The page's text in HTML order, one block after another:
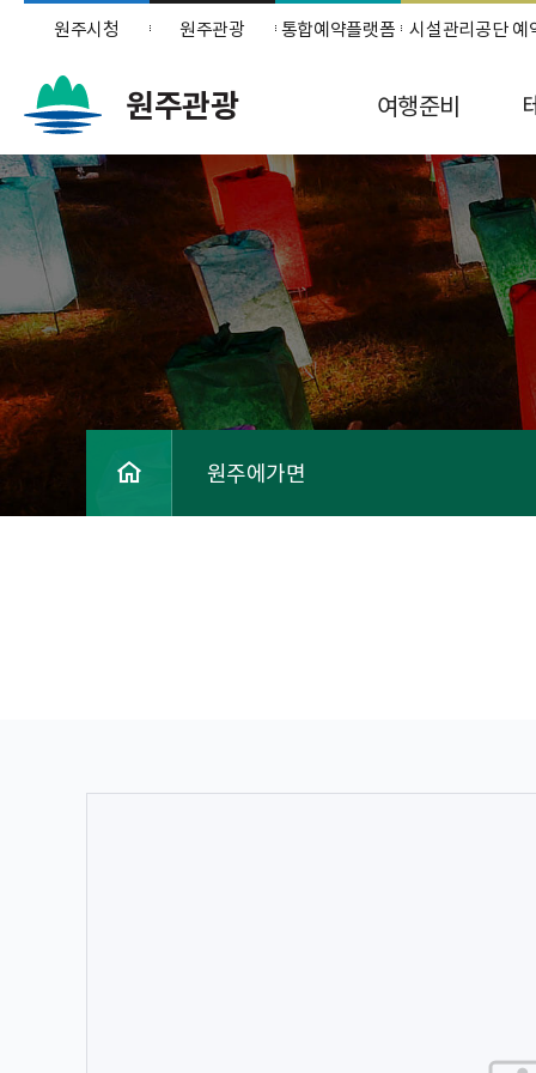
원주시청 원주관광 통합예약플랫폼 시설관리공단 예
원주관광 여행준비
원주에가면